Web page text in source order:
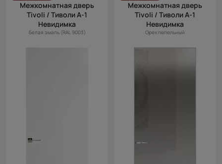
Межкомнатная дверь
Tivoli / Тиволи А-1
Невидимка
Белая эмаль (RAL 9003)
Межкомнатная дверь
Tivoli / Тиволи А-1
Невидимка
Орех пепельный